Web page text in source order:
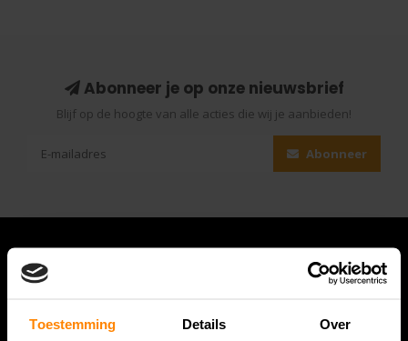
Toestemming Details Over
Abonneer je op onze nieuwsbrief
Blijf op de hoogte van alle acties die wij je aanbieden!
Abonneer